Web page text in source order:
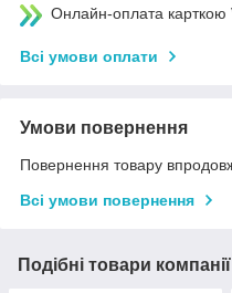
Онлайн-оплата
Всі умови оплати
Умови повернення
Повернення товару
Всі умови повернення
Подібні товари компанії